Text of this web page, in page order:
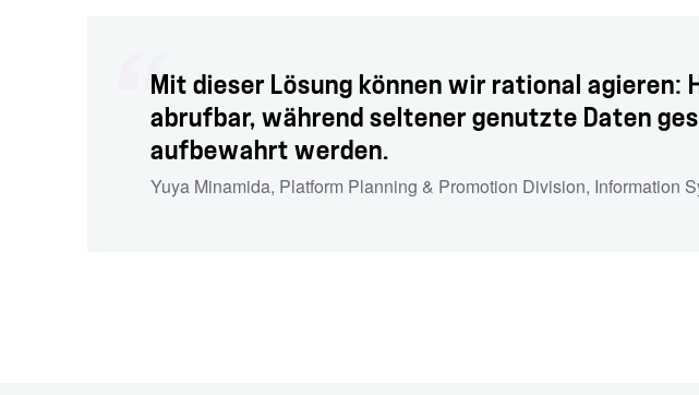
Mit dieser Lösung können wir rational agieren:
abrufbar, während seltener genutzte Daten
aufbewahrt werden.
Yuya Minamida, Platform Planning & Promotion Division, Information